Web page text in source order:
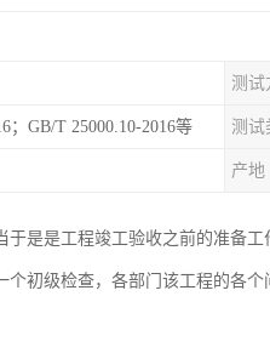
测试
；GB/T 25000.10-2016等 测试
产地
于是是工程竣工验收之前的准备
初级检查，各部门该工程的各个